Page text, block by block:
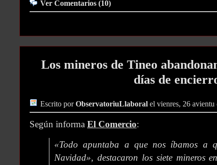
Ver Comentarios (10)
Los mineros de Tineo
días de
Escrito porObservatoriuLlaboral el vienres, 26 avientu
Según informa El Comercio:
«Todo apuntaba a que nos íbamos a
Navidad», destacaron los siete mineros